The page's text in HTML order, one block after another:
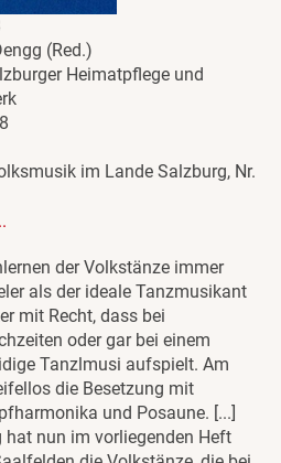
(Red.)
Heimatpflege und
im Lande Salzburg, Nr.
der Volkstänze immer
als der ideale Tanzmusikant
mit Recht, dass bei
oder gar bei einem
Tanzlmusi aufspielt. Am
die Besetzung mit
und Posaune. [...]
hat nun im vorliegenden Heft